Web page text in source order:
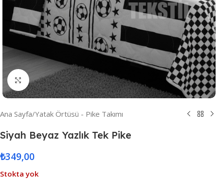
Resmi Büyüt
Ana Sayfa/Yatak Örtüsü - Pike Takımı
Siyah Beyaz Yazlık Tek Pike
₺349,00
Stokta yok